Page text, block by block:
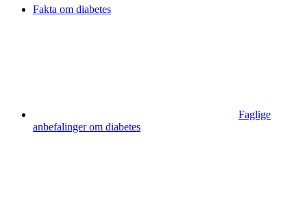
Fakta om diabetes
Faglige
anbefalinger om diabetes